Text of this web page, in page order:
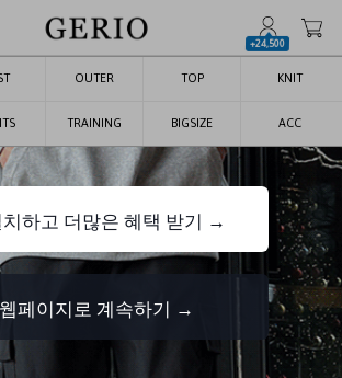
+24,500
OUTER TOP KNIT
TRAINING BIGSIZE ACC
치하고 더많은 혜택 받기 →
웹페이지로 계속하기 →